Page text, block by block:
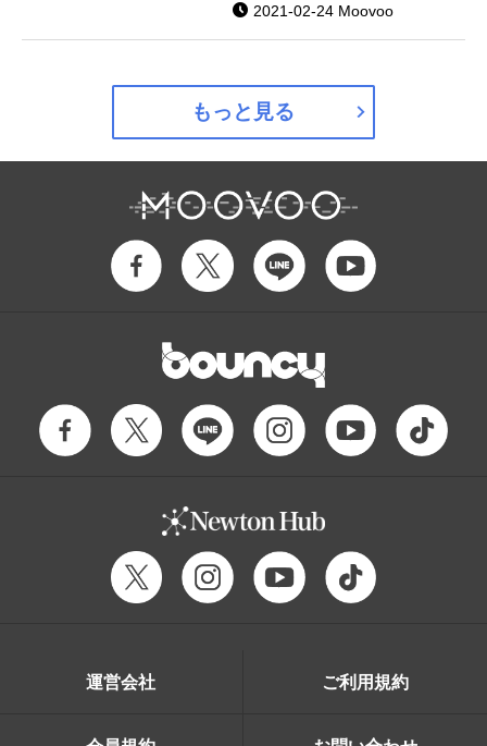
2021-02-24 Moovoo
もっと見る
運営会社 ご利用規約